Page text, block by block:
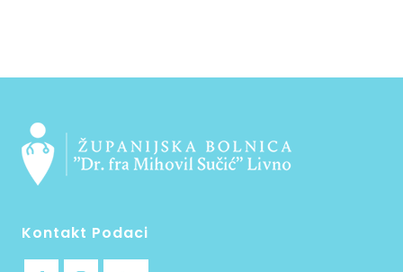
Kontakt Podaci